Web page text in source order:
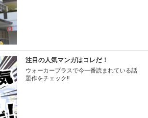
注目の人気マンガはコレだ！
ウォーカープラスで今一番読まれている話
題作をチェック!!